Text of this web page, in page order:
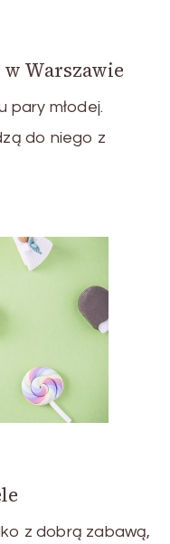
Warszawie
pary młodej.
do niego z
z dobrą zabawą,